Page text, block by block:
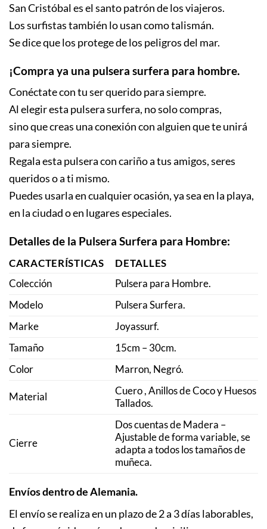
San Cristóbal es el santo patrón de los viajeros.
Los surfistas también lo usan como talismán.
Se dice que los protege de los peligros del mar.
¡Compra ya una pulsera surfera para hombre.
Conéctate con tu ser querido para siempre.
Al elegir esta pulsera surfera, no solo compras,
sino que creas una conexión con alguien que te unirá
para siempre.
Regala esta pulsera con cariño a tus amigos, seres
queridos o a ti mismo.
Puedes usarla en cualquier ocasión, ya sea en la playa,
en la ciudad o en lugares especiales.
Detalles de la Pulsera Surfera para Hombre:
CARACTERÍSTICAS
DETALLES
Colección
Pulsera para Hombre.
Modelo
Pulsera Surfera.
Marke
Joyassurf.
Tamaño
15cm – 30cm.
Color
Marron, Negró.
Material
Cuero , Anillos de Coco y Huesos
Tallados.
Cierre
Dos cuentas de Madera –
Ajustable de forma variable, se
adapta a todos los tamaños de
muñeca.
Envíos dentro de Alemania.
El envío se realiza en un plazo de 2 a 3 días laborables,